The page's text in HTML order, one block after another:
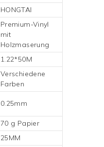
HONGTAI
Premium-Vinyl
mit
Holzmaserung
1.22*50M
Verschiedene
Farben
0.25mm
70 g Papier
25MM